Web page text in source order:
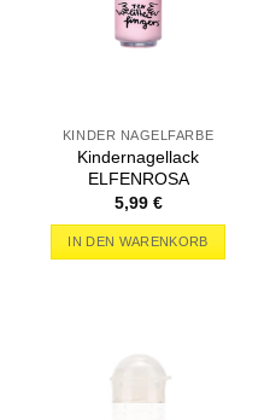
KINDER NAGELFARBE
Kindernagellack
ELFENROSA
5,99 €
IN DEN WARENKORB